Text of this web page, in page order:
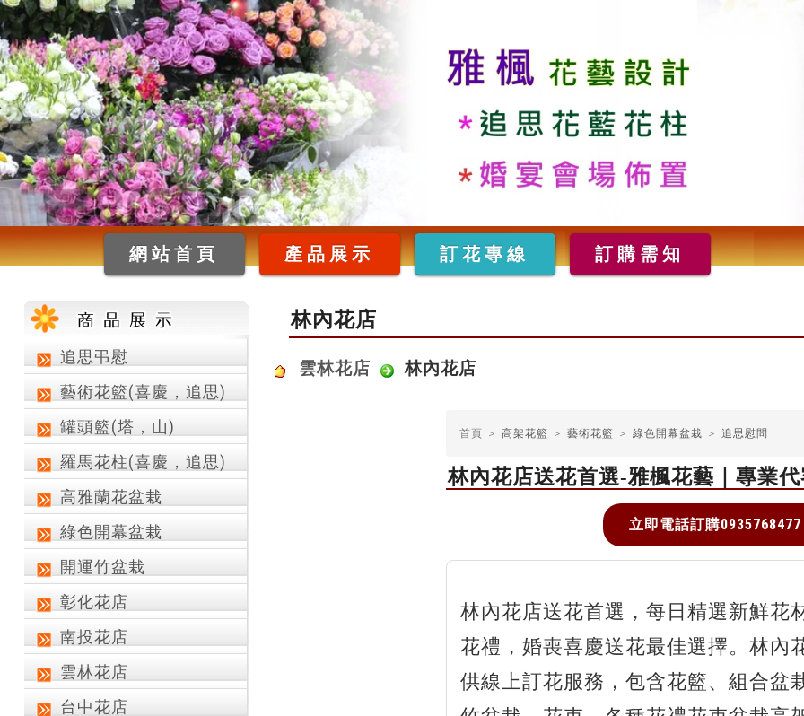
網站首頁 產品展示 訂花專線 訂購需知
追思弔慰
藝術花籃(喜慶，追思)
罐頭籃(塔，山)
羅馬花柱(喜慶，追思)
高雅蘭花盆栽
綠色開幕盆栽
開運竹盆栽
彰化花店
南投花店
雲林花店
台中花店
林內花店
雲林花店 林內花店
首頁 ＞ 高架花籃 ＞ 藝術花籃 ＞ 綠色開幕盆栽 ＞ 追思慰問
林內花店送花首選-雅楓花藝｜專業
立即電話訂購0935768477
林內花店送花首選，每日精選新鮮花
花禮，婚喪喜慶送花最佳選擇。林內
供線上訂花服務，包含花籃、組合盆